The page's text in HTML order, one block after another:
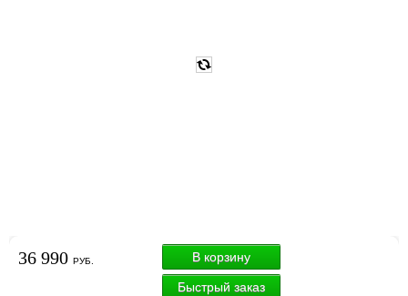
36 990 РУБ. В корзину
Быстрый заказ